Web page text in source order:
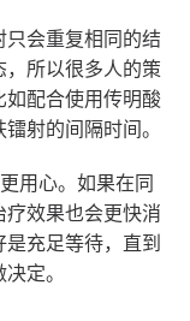
会重复相同的结
所以很多人的策
如配合使用传明酸
射的间隔时间。
用心。如果在同
效果也会更快消
充足等待，直到
定。